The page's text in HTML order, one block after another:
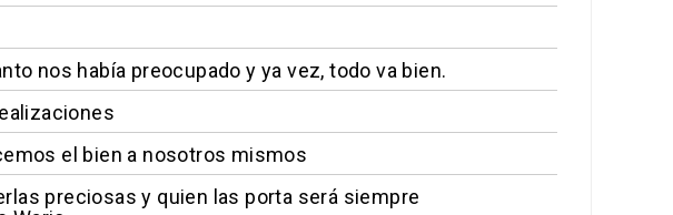
nos había preocupado y ya vez, todo va bien.
el bien a nosotros mismos
preciosas y quien las porta será siempre